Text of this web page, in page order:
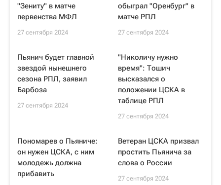
"Зениту" в матче
первенства МФЛ
27 сентября 2024
обыграл "Оренбург" в
матче РПЛ
27 сентября 2024
Пьянич будет главной
звездой нынешнего
сезона РПЛ, заявил
Барбоза
27 сентября 2024
"Николичу нужно
время": Тошич
высказался о
положении ЦСКА в
таблице РПЛ
27 сентября 2024
Пономарев о Пьяниче:
он нужен ЦСКА, с ним
молодежь должна
прибавить
Ветеран ЦСКА призвал
простить Пьянича за
слова о России
27 сентября 2024